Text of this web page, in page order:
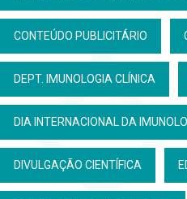
CONTEÚDO PUBLICITÁRIO
DEPT. IMUNOLOGIA CLÍNICA
DIA INTERNACIONAL DA
DIVULGAÇÃO CIENTÍFICA